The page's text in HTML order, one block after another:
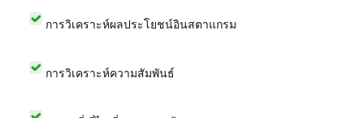
การวิเคราะห์ผลประโยชน์อินสตาแกรม
การวิเคราะห์ความสัมพันธ์